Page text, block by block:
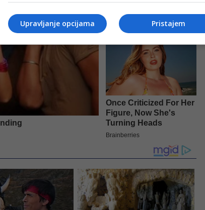
Pristajem
Upravljanje opcijama